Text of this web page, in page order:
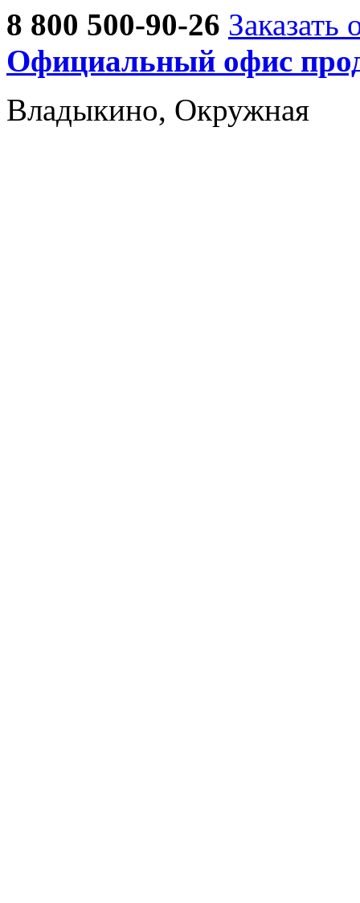
8 800 500-90-26 Заказать
Официальный офис
Владыкино, Окружная